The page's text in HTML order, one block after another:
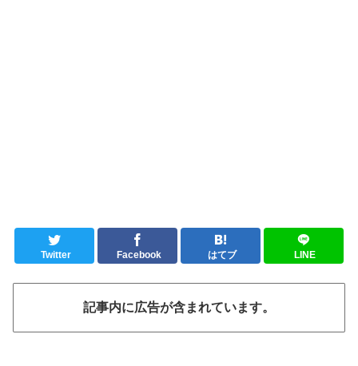
Twitter Facebook はてブ LINE
記事内に広告が含まれています。